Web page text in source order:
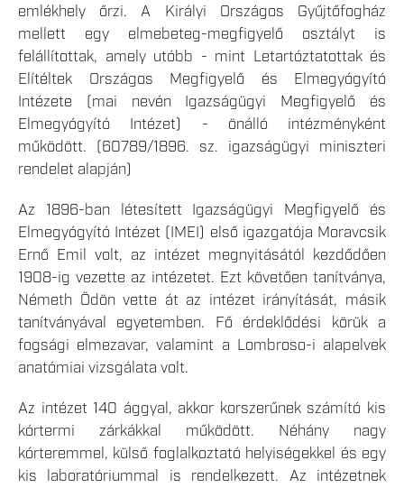
emlékhely őrzi. A Királyi Országos Gyűjtőfogház
mellett egy elmebeteg-megfigyelő osztályt is
felállítottak, amely utóbb - mint Letartóztatottak és
Elítéltek Országos Megfigyelő és Elmegyógyító
Intézete (mai nevén Igazságügyi Megfigyelő és
Elmegyógyító Intézet) - önálló intézményként
működött. (60789/1896. sz. igazságügyi miniszteri
rendelet alapján)
Az 1896-ban létesített Igazságügyi Megfigyelő és
Elmegyógyító Intézet (IMEI) első igazgatója Moravcsik
Ernő Emil volt, az intézet megnyitásától kezdődően
1908-ig vezette az intézetet. Ezt követően tanítványa,
Németh Ödön vette át az intézet irányítását, másik
tanítványával egyetemben. Fő érdeklődési körük a
fogsági elmezavar, valamint a Lombroso-i alapelvek
anatómiai vizsgálata volt.
Az intézet 140 ággyal, akkor korszerűnek számító kis
kórtermi zárkákkal működött. Néhány nagy
kórteremmel, külső foglalkoztató helyiségekkel és egy
kis laboratóriummal is rendelkezett. Az intézetnek